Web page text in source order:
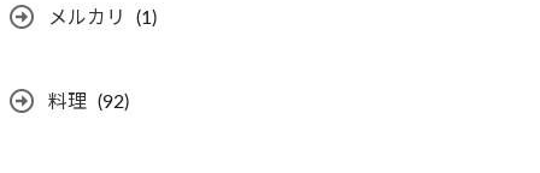
メルカリ (1)
料理 (92)